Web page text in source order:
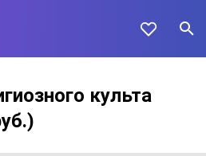
культа